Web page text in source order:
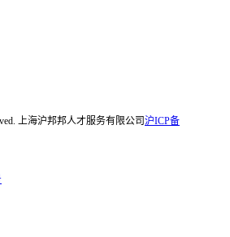
上海沪邦邦人才服务有限公司 沪ICP备